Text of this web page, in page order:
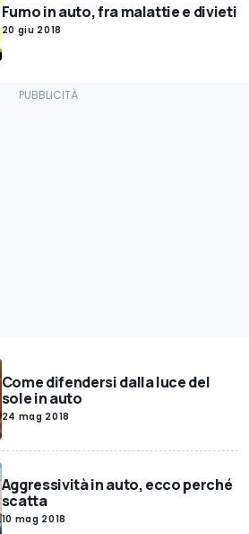
Fumo in auto, fra malattie e divieti
20 giu 2018
Come difendersi dalla luce del
sole in auto
24 mag 2018
Aggressività in auto, ecco perché
scatta
10 mag 2018